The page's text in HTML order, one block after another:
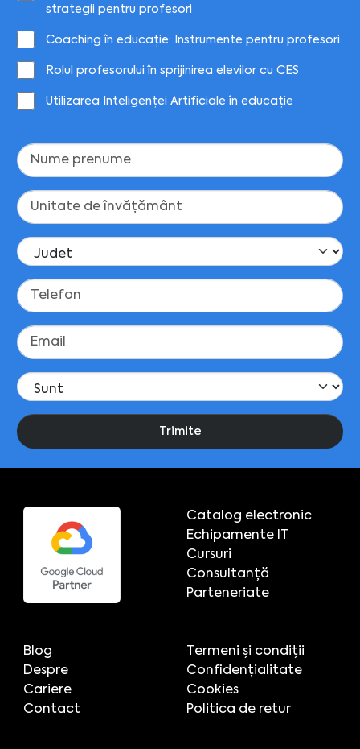
strategii pentru profesori
Coaching în educație: Instrumente pentru profesori
Rolul profesorului în sprijinirea elevilor cu CES
Utilizarea Inteligenței Artificiale în educație
Trimite
Catalog electronic
Echipamente IT
Cursuri
Consultanță
Parteneriate
Blog
Despre
Cariere
Contact
Termeni și condiții
Confidențialitate
Cookies
Politica de retur